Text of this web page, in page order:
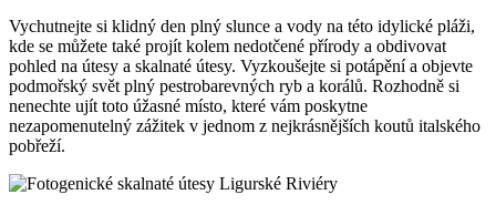
Vychutnejte si klidný den plný slunce a vody na této idylické pláži,
kde se můžete také projít kolem nedotčené přírody a obdivovat
pohled na útesy a skalnaté útesy. Vyzkoušejte si potápění a objevte
podmořský svět plný pestrobarevných ryb a korálů. Rozhodně si
nenechte ujít toto úžasné místo, které vám poskytne
nezapomenutelný zážitek v jednom z nejkrásnějších koutů italského
pobřeží.